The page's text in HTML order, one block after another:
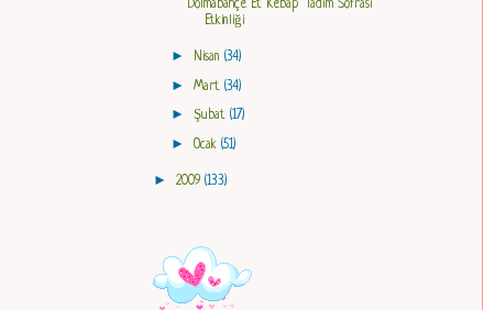
Dolmabahçe Et Kebap "Tadım Sofrası"
Etkinliği
► Nisan (34)
► Mart (34)
► Şubat (17)
► Ocak (51)
► 2009 (133)